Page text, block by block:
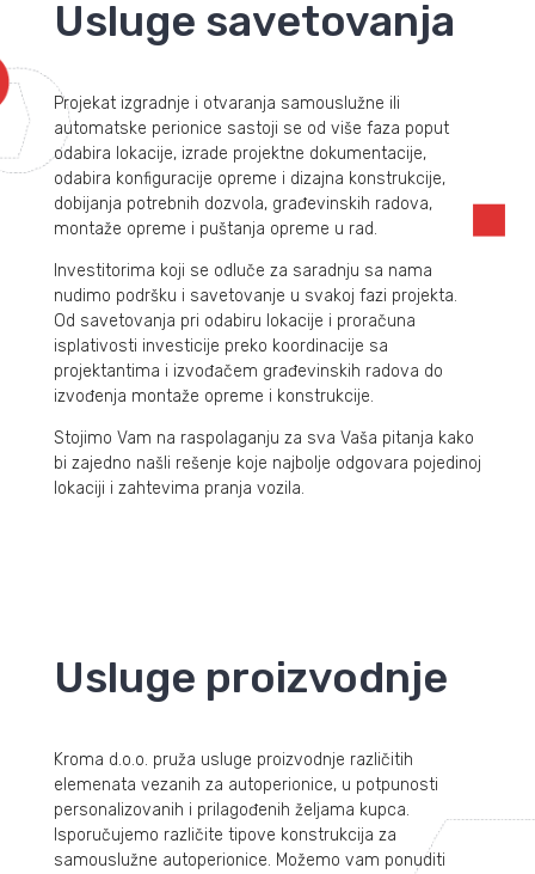
Usluge savetovanja
Projekat izgradnje i otvaranja samouslužne ili
automatske perionice sastoji se od više faza poput
odabira lokacije, izrade projektne dokumentacije,
odabira konfiguracije opreme i dizajna konstrukcije,
dobijanja potrebnih dozvola, građevinskih radova,
montaže opreme i puštanja opreme u rad.
Investitorima koji se odluče za saradnju sa nama
nudimo podršku i savetovanje u svakoj fazi projekta.
Od savetovanja pri odabiru lokacije i proračuna
isplativosti investicije preko koordinacije sa
projektantima i izvođačem građevinskih radova do
izvođenja montaže opreme i konstrukcije.
Stojimo Vam na raspolaganju za sva Vaša pitanja kako
bi zajedno našli rešenje koje najbolje odgovara pojedinoj
lokaciji i zahtevima pranja vozila.
Usluge proizvodnje
Kroma d.o.o. pruža usluge proizvodnje različitih
elemenata vezanih za autoperionice, u potpunosti
personalizovanih i prilagođenih željama kupca.
Isporučujemo različite tipove konstrukcija za
samouslužne autoperionice. Možemo vam ponuditi